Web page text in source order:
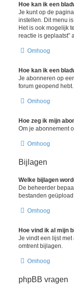
Hoe kan ik een
Je kunt op de
instellen. Dit menu
Het is ook mogelijk
reactie is geplaatst”
Omhoog
Hoe kan ik een
Je abonneren op
forum geopend hebt.
Omhoog
Hoe zeg ik mijn
Om je abonnement
Omhoog
Bijlagen
Welke bijlagen
De beheerder
bestanden
Omhoog
Hoe vind ik al mijn
Je vindt een lijst
omtrent bijlagen.
Omhoog
phpBB vragen